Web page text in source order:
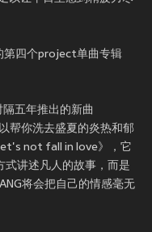
第四个project单曲专辑
隔五年推出的新曲
帮你洗去盛夏的炎热和郁
not fall in love》，它
式讲述凡人的故事，而是
将会把自己的情感毫无